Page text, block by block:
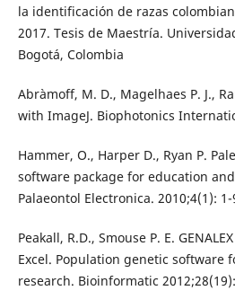
la identificación de razas
2017. Tesis de Maestría.
Bogotá, Colombia
Abràmoff, M. D., Magelhaes P. J.,
with ImageJ. Biophotonics
Hammer, O., Harper D., Ryan P.
software package for education
Palaeontol Electronica. 2010;4(1): 1-
Peakall, R.D., Smouse P. E.
Excel. Population genetic software
research. Bioinformatic